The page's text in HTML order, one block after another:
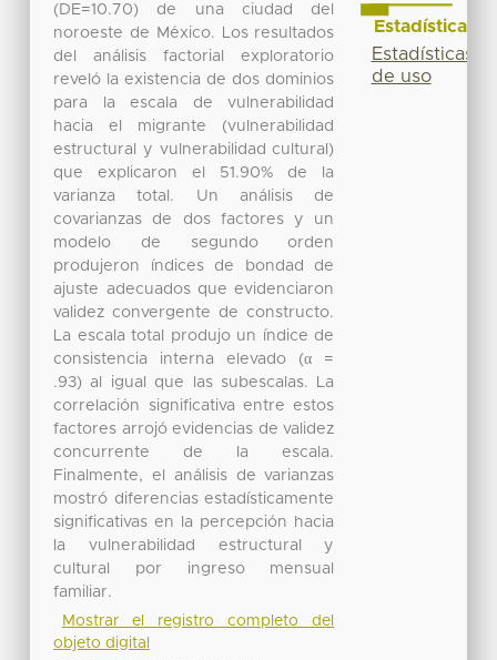
(DE=10.70) de una ciudad del
noroeste de México. Los resultados
del análisis factorial exploratorio
reveló la existencia de dos dominios
para la escala de vulnerabilidad
hacia el migrante (vulnerabilidad
estructural y vulnerabilidad cultural)
que explicaron el 51.90% de la
varianza total. Un análisis de
covarianzas de dos factores y un
modelo de segundo orden
produjeron índices de bondad de
ajuste adecuados que evidenciaron
validez convergente de constructo.
La escala total produjo un índice de
consistencia interna elevado (α =
.93) al igual que las subescalas. La
correlación significativa entre estos
factores arrojó evidencias de validez
concurrente de la escala.
Finalmente, el análisis de varianzas
mostró diferencias estadísticamente
significativas en la percepción hacia
la vulnerabilidad estructural y
cultural por ingreso mensual
familiar.
Mostrar el registro completo del
objeto digital
Estadísticas
Estadísticas
de uso